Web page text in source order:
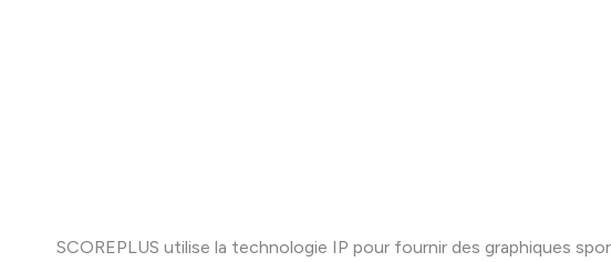
SCOREPLUS utilise la technologie IP pour fournir des graphiques